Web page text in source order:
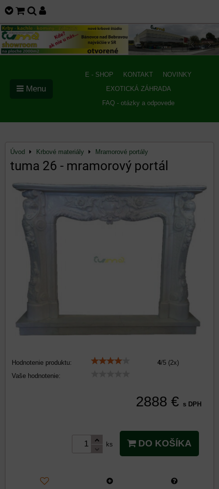
E - SHOP KONTAKT
NOVINKY
EXOTICKÁ ZÁHRADA
FAQ - otázky a odpovede
Menu
Úvod Krbové materiály Mramorové portály
tuma 26 - mramorový portál
Hodnotenie produktu: 4/5 (2x)
Vaše hodnotenie:
2888 € s DPH
ks DO KOŠÍKA